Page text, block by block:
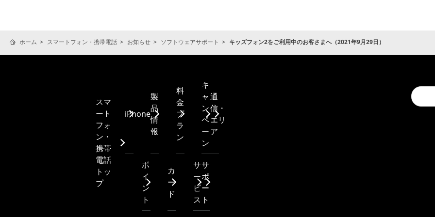
ホーム スマートフォン・携帯電話 お知らせ ソフトウェアサポート キッズフォン2をご利用中のお客さまへ（2021年9月29日）
Conduct
a
search
スマ
ート
フォ
ン・
携帯
電話
トッ
プ
iPhone
製
品
情
報
料
金
プ
ラ
ン
キ
ャ
ン
ペ
ー
ン
通
信・
エリ
ア
ポ
イ
ン
ト
カ
ー
ド
サ
ー
ビ
ス
サ
ポ
ー
ト